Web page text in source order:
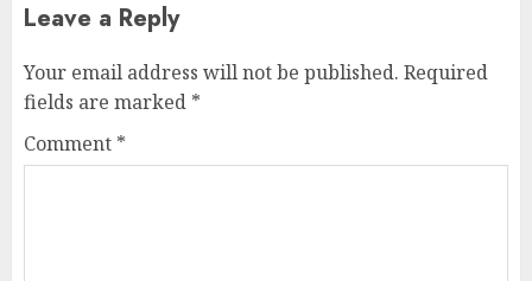
Leave a Reply
Your email address will not be published. Required
fields are marked *
Comment *